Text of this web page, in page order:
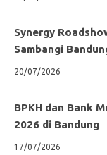
Synergy
Sambangi
20/07/2026
BPKH dan Bank
2026 di Bandung
17/07/2026